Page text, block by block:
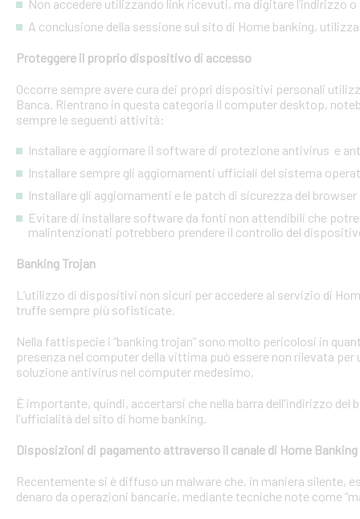
Non accedere utilizzando link ricevuti, ma digitare l’indirizzo
A conclusione della sessione sul sito di Home banking,
Proteggere il proprio dispositivo di accesso
Occorre sempre avere cura dei propri dispositivi personali
Banca. Rientrano in questa categoria il computer desktop,
sempre le seguenti attività:
Installare e aggiornare il software di protezione antivirus e
Installare sempre gli aggiornamenti ufficiali del sistema
Installare gli aggiornamenti e le patch di sicurezza del
Evitare di installare software da fonti non attendibili che
malintenzionati potrebbero prendere il controllo del
Banking Trojan
L’utilizzo di dispositivi non sicuri per accedere al servizio di
truffe sempre più sofisticate.
Nella fattispecie i “banking trojan” sono molto pericolosi in
presenza nel computer della vittima può essere non rilevata
soluzione antivirus nel computer medesimo.
È importante, quindi, accertarsi che nella barra dell'indirizzo
l'ufficialità del sito di home banking.
Disposizioni di pagamento attraverso il canale di Home Banking
Recentemente si è diffuso un malware che, in maniera silente,
denaro da operazioni bancarie, mediante tecniche note come